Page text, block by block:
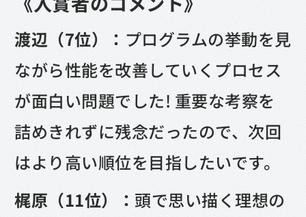
渡辺（7位）： プログラムの挙動を見
ながら性能を改善していくプロセス
が面白い問題でした! 重要な考察を
詰めきれずに残念だったので、次回
はより高い順位を目指したいです。
梶原（11位）： 頭で思い描く理想の